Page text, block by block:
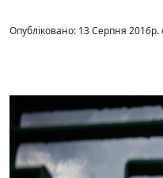
Опубліковано: 13 Серпня 2016р.